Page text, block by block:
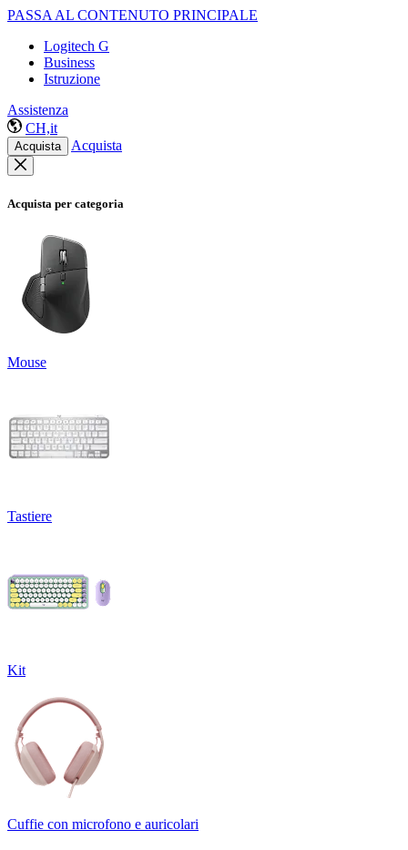
PASSA AL CONTENUTO PRINCIPALE
Logitech G
Business
Istruzione
Assistenza
CH,it
Acquista Acquista
Acquista per categoria
Mouse
Tastiere
Kit
Cuffie con microfono e auricolari